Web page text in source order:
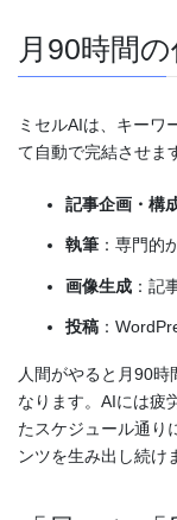
月90時間
ミセルAIは、キーワ
て自動で完結させま
記事企画・構
執筆 ：専門的
画像生成 ：記
投稿 ：
人間がやると月90
なります。AIには疲
たスケジュール通り
ンツを生み出し続け